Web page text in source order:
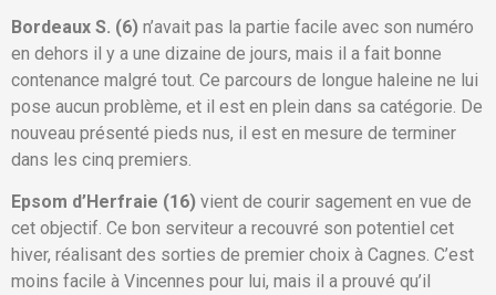
Bordeaux S. (6) n’avait pas la partie facile avec son numéro
en dehors il y a une dizaine de jours, mais il a fait bonne
contenance malgré tout. Ce parcours de longue haleine ne lui
pose aucun problème, et il est en plein dans sa catégorie. De
nouveau présenté pieds nus, il est en mesure de terminer
dans les cinq premiers.
Epsom d’Herfraie (16) vient de courir sagement en vue de
cet objectif. Ce bon serviteur a recouvré son potentiel cet
hiver, réalisant des sorties de premier choix à Cagnes. C’est
moins facile à Vincennes pour lui, mais il a prouvé qu’il